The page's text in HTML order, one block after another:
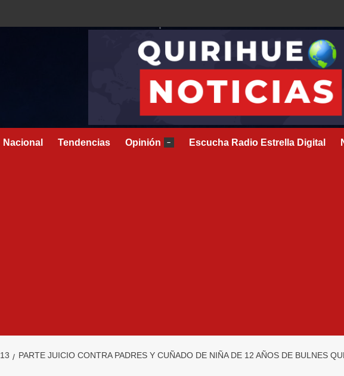
Nacional Tendencias Opinión – Escucha Radio Estrella Digital
13
PARTE JUICIO CONTRA PADRES Y CUÑADO DE NIÑA DE 12 AÑOS DE BULNES